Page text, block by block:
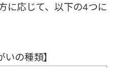
に応じて、以下の4つに
いの種類】